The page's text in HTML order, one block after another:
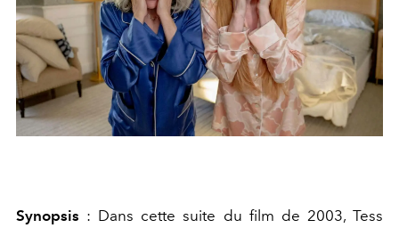
Synopsis : Dans cette suite du film de 2003, Tess